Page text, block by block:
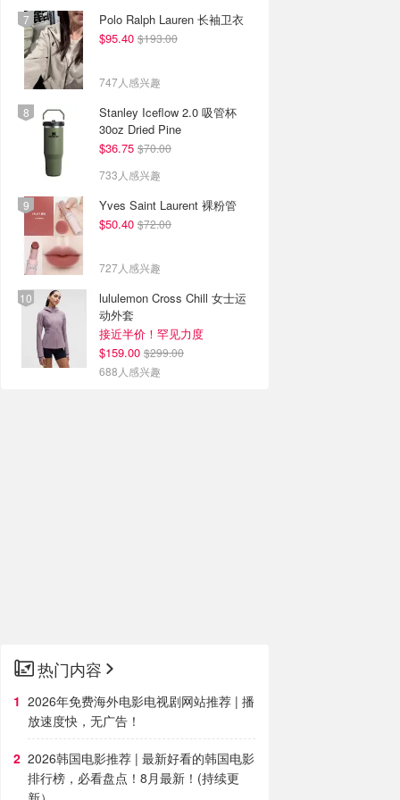
Polo Ralph Lauren 长袖卫衣
$95.40 $193.00
747人感兴趣
Stanley Iceflow 2.0 吸管杯
30oz Dried Pine
$36.75 $70.00
733人感兴趣
Yves Saint Laurent 裸粉管
$50.40 $72.00
727人感兴趣
lululemon Cross Chill 女士运
动外套
接近半价！罕见力度
$159.00 $299.00
688人感兴趣
热门内容
2026年免费海外电影电视剧网站推荐 | 播
放速度快，无广告！
2026韩国电影推荐 | 最新好看的韩国电影
排行榜，必看盘点！8月最新！(持续更